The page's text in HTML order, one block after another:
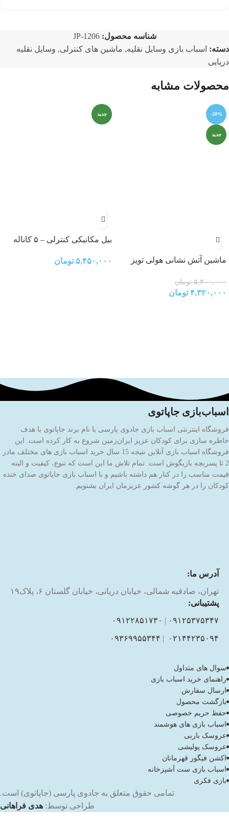
شناسه محصول:JP-1206
دسته: اسباب بازی وسایل نقلیه, ماشین های کنترلی, وسایل نقلیه
دریایی
محصولات مشابه
-20%
جدید
ماشین آتش نشانی هولی تویز
۵,۴۰۰,۰۰۰ تومان
۴,۳۲۰,۰۰۰ تومان
جدید
بیل مکانیکی کنترلی – ۵ کاناله
۵,۴۵۰,۰۰۰ تومان
اسباب‌بازی جاپاتوی
فروشگاه اینترنتی اسباب بازی جادوی پارسی با نام برند جاپاتوی با هدف
خاطره سازی برای کودکان عزیز ایران‌زمین شروع به کار کرده است. این
فروشگاه اسباب بازی آنلاین نتیجه 15 سال خرید اسباب بازی های مختلف مادر
2 تا پسربچه بازیگوش است. تمام تلاش ما این است که تنوع، کیفیت و البته
قیمت مناسب را در کنار هم داشته باشیم و با اسباب بازی جاپاتوی صدای خنده
کودکان را در هر گوشه کشور عزیزمان ایران بشنویم.
آدرس ما:
تهران، صادقیه شمالی، خیابان دریانی، خیابان گلستان ۶، پلاک۱۹
پشتیبانی:
۰۹۱۲۵۳۷۵۳۴۷ | ۰۹۱۲۲۸۵۱۷۳۰
۰۲۱۴۴۲۳۵۰۹۴ | ۰۹۳۶۹۹۵۵۳۴۴
سوال های متداول
راهنمای خرید اسباب بازی
ارسال سفارش
بازگشت محصول
حفظ حریم خصوصی
اسباب بازی های هوشمند
عروسک باربی
عروسک پولیشی
اکشن فیگور قهرمانان
اسباب بازی ست آشپزخانه
بازی فکری
تمامی حقوق متعلق به جادوی پارسی (جاپاتوی) است.
طراحی توسط: هدی فراهانی